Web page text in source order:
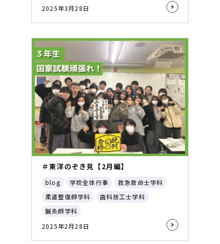
2025年3月28日
＃東洋のぞき見【2月編】
blog 学校全体行事
救急救命士学科
柔道整復師学科
歯科技工士学科
鍼灸師学科
2025年2月28日